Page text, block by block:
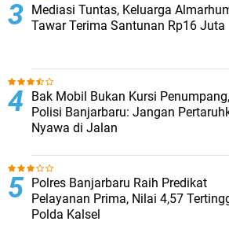
Mediasi Tuntas, Keluarga
Tawar Terima Santunan Rp16 Juta
Bak Mobil Bukan Kursi Penumpang,
Polisi Banjarbaru: Jangan
Nyawa di Jalan
Polres Banjarbaru Raih Predikat
Pelayanan Prima, Nilai 4,57
Polda Kalsel